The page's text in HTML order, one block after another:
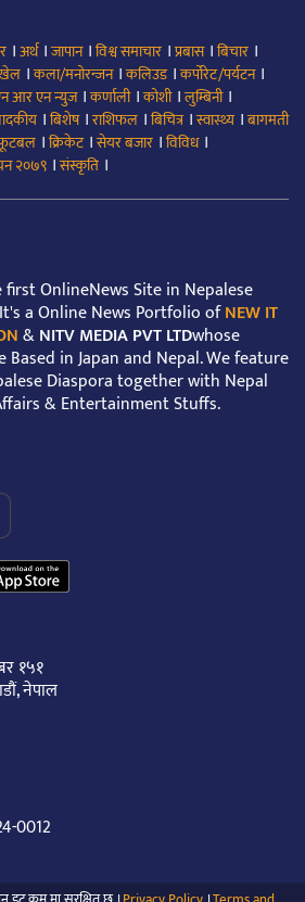
।अर्थ।जापान।विश्व समाचार ।प्रबास।बिचार ।
।कला/मनोरन्जन।कलिउड।कर्पोरेट/पर्यटन।
आर एन न्युज।कर्णाली।कोशी।लुम्बिनी।
।बिशेष।राशिफल ।बिचित्र।स्वास्थ्य ।बागमती
।क्रिकेट।सेयर बजार ।विविध।
२०७९ ।संस्कृति ।
first OnlineNews Site in Nepalese
a Online News Portfolio ofNEW IT
&NITV MEDIA PVT LTDwhose
in Japan and Nepal. We feature
Diaspora together with Nepal
& Entertainment Stuffs.
१५१
नेपाल
0012